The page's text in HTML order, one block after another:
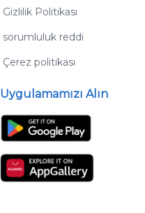
Gizlilik Politikası
sorumluluk reddi
Çerez politikası
Uygulamamızı Alın